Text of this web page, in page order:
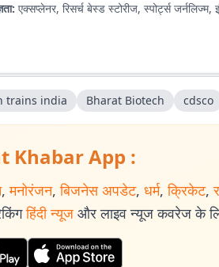
एक्सप्लेनर, रिसर्च बेस्ड स्टोरीज, स्पोर्ट्स
trains india Bharat Biotech cdsco
Khabar App :
, मनोरंजन, बिजनेस अपडेट, धर्म, क्रिकेट,
हिंदी न्यूज और लाइव न्यूज कवरेज के